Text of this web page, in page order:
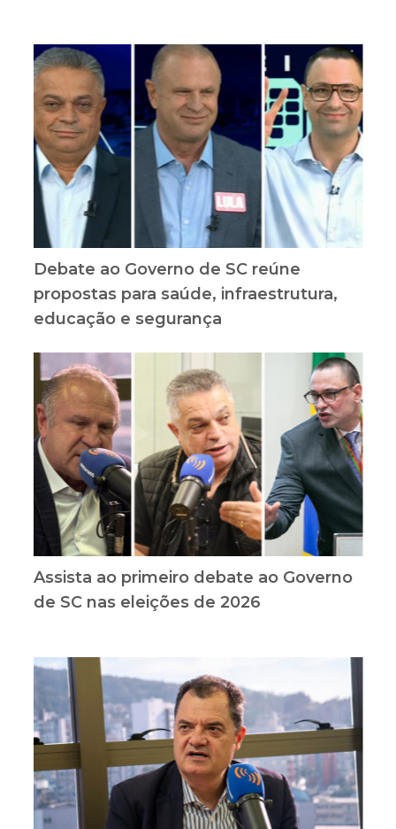
Debate ao Governo de SC reúne
propostas para saúde, infraestrutura,
educação e segurança
Assista ao primeiro debate ao Governo
de SC nas eleições de 2026